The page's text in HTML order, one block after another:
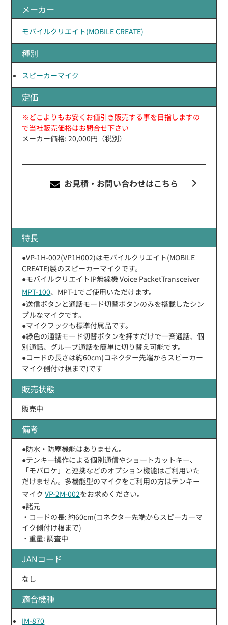
メーカー
モバイルクリエイト(MOBILE CREATE)
種別
スピーカーマイク
定価
※どこよりもお安くお値引き販売する事を目指しますの
で当社販売価格はお問合せ下さい
メーカー価格: 20,000円（税別）
お見積・お問い合わせはこちら
特長
●VP-1H-002(VP1H002)はモバイルクリエイト(MOBILE
CREATE)製のスピーカーマイクです。
●モバイルクリエイトIP無線機 Voice PacketTransceiver
MPT-100、MPT-1でご使用いただけます。
●送信ボタンと通話モード切替ボタンのみを搭載したシン
プルなマイクです。
●マイクフックも標準付属品です。
●緑色の通話モード切替ボタンを押すだけで一斉通話、個
別通話、グループ通話を簡単に切り替え可能です。
●コードの長さは約60cm(コネクター先端からスピーカー
マイク側付け根まで)です
販売状態
販売中
備考
●防水・防塵機能はありません。
●テンキー操作による個別通信やショートカットキー、
「モバロケ」と連携などのオプション機能はご利用いた
だけません。多機能型のマイクをご利用の方はテンキー
マイクVP-2M-002をお求めください。
●諸元
・コードの長: 約60cm(コネクター先端からスピーカーマ
イク側付け根まで)
・重量: 調査中
JANコード
なし
適合機種
IM-870